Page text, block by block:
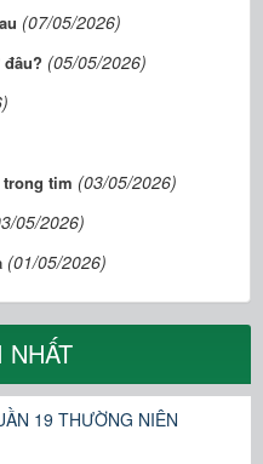
(07/05/2026)
(05/05/2026)
tim (03/05/2026)
05/2026)
(01/05/2026)
NHẤT
19 THƯỜNG NIÊN